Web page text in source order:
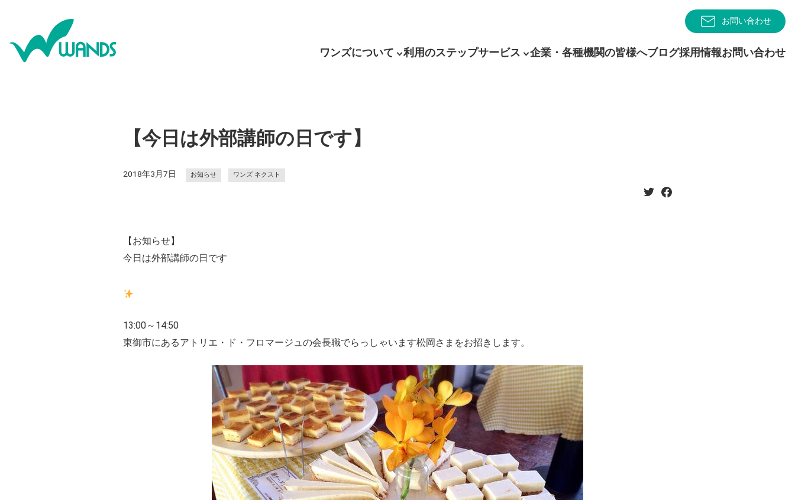
お問い合わせ
ワンズについて 利用のステップサービス 企業・各種機関の皆様へブログ採用情報お問い合わせ
【今日は外部講師の日です】
2018年3月7日 お知らせ ワンズ ネクスト
【お知らせ】
今日は外部講師の日です
13:00～14:50
東御市にあるアトリエ・ド・フロマージュの会長職でらっしゃいます松岡さまをお招きします。